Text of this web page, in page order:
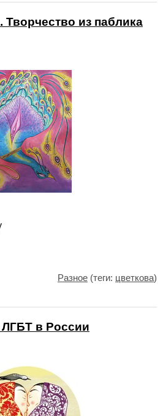
из паблика
Разное (теги: цветкова)
ЛГБТ в России